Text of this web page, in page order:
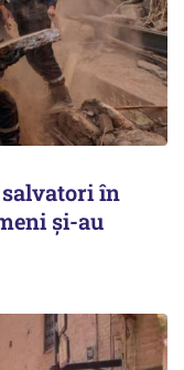
în
și-au